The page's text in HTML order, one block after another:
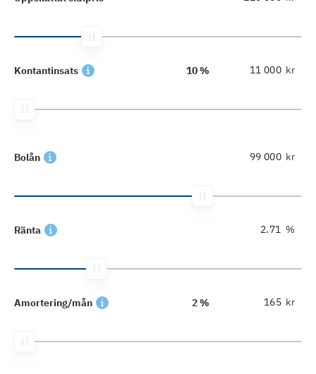
Kontantinsats 10 % kr
Bolån kr
Ränta %
Amortering/mån 2 % kr